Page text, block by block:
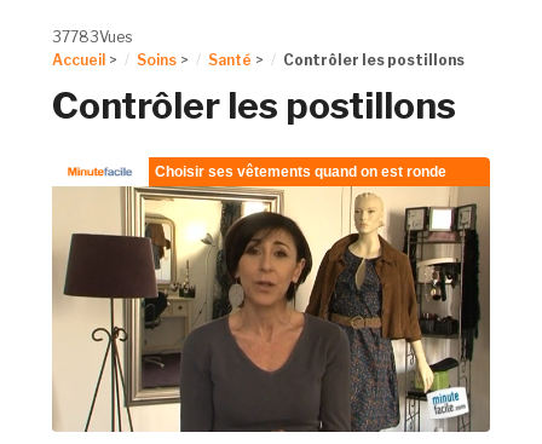
37783Vues
Accueil > Soins > Santé > Contrôler les postillons
Contrôler les postillons